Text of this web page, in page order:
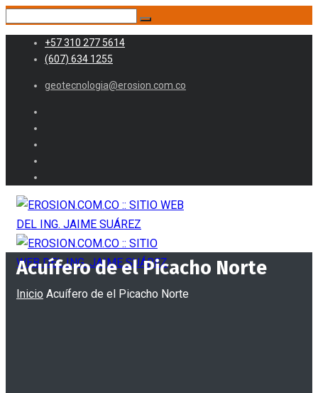
+57 310 277 5614
(607) 634 1255
geotecnologia@erosion.com.co
Acuífero de el Picacho Norte
Inicio Acuífero de el Picacho Norte